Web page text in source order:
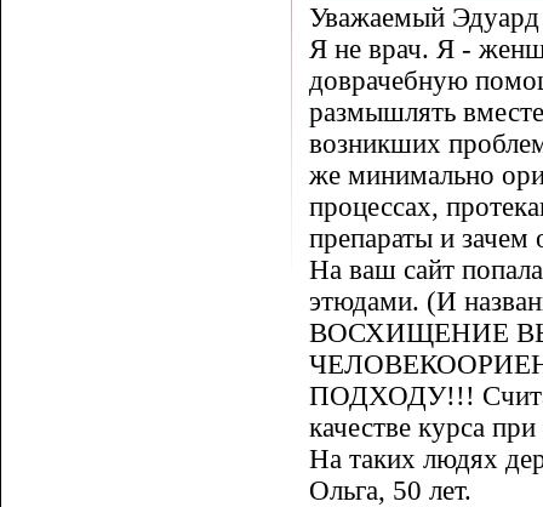
Уважаемый
Я не врач. Я -
доврачебную
размышлять
возникших
же минимально
процессах,
препараты и зачем
На ваш сайт
этюдами. (И
ВОСХИЩЕНИЕ
ПОДХОДУ!!! Считаю
качестве курса
На таких людях
Ольга, 50 лет.